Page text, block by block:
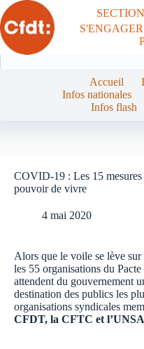
Passer
au
contenu
Accueil
Infos nationales
Infos flash
COVID-19 : Les 15 mesures
pouvoir de vivre
4 mai 2020
Alors que le voile se lève
les 55 organisations du
attendent du gouvernement
destination des publics les
organisations syndicales
CFDT, la CFTC et